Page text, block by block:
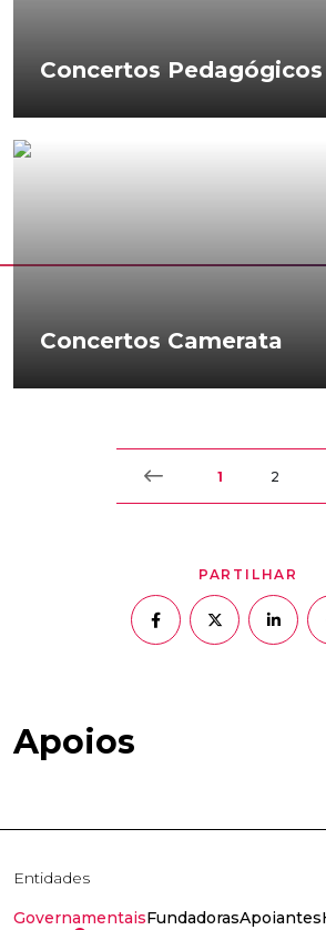
Concertos Pedagógicos
Concertos Camerata
1 2
PARTILHAR
Apoios
Entidades
GovernamentaisFundadorasApoiantes